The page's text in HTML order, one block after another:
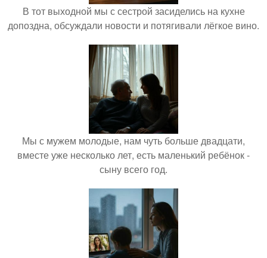
В тот выходной мы с сестрой засиделись на кухне
допоздна, обсуждали новости и потягивали лёгкое вино.
Мы с мужем молодые, нам чуть больше двадцати,
вместе уже несколько лет, есть маленький ребёнок -
сыну всего год.